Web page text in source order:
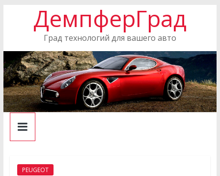
ДемпферГрад
Град технологий для вашего авто
PEUGEOT